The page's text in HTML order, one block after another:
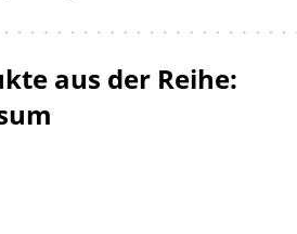
aus der Reihe: